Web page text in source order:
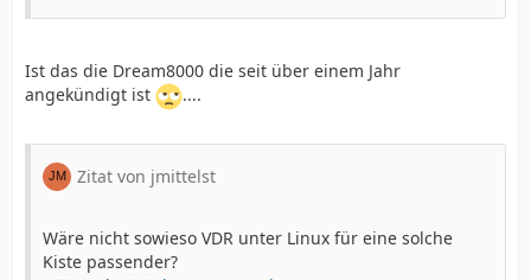
Ist das die Dream8000 die seit über einem Jahr
angekündigt ist
....
Zitat von jmittelst
Wäre nicht sowieso VDR unter Linux für eine solche
Kiste passender?